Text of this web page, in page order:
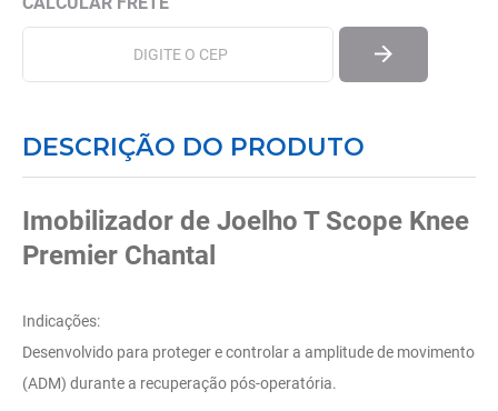
DESCRIÇÃO DO PRODUTO
Imobilizador de Joelho T Scope Knee
Premier Chantal
Indicações:
Desenvolvido para proteger e controlar a amplitude de movimento
(ADM) durante a recuperação pós-operatória.